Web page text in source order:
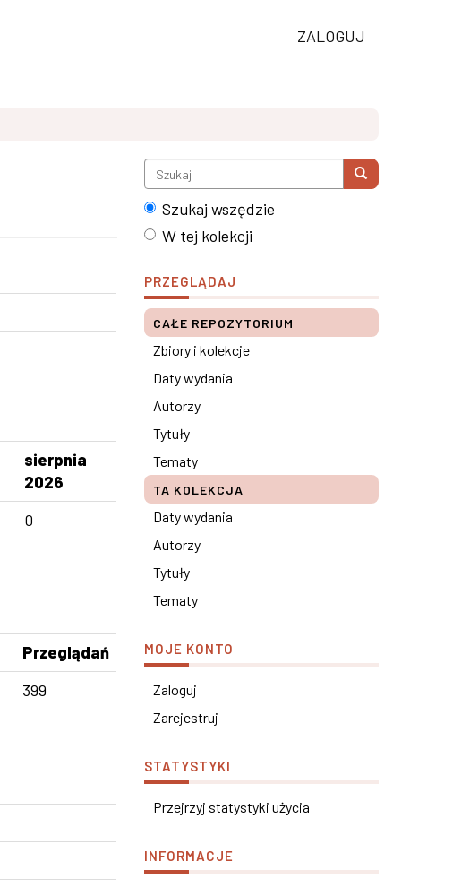
ZALOGUJ
sierpnia
2026
0
Przeglądań
399
Szukaj wszędzie
W tej kolekcji
PRZEGLĄDAJ
CAŁE REPOZYTORIUM
Zbiory i kolekcje
Daty wydania
Autorzy
Tytuły
Tematy
TA KOLEKCJA
Daty wydania
Autorzy
Tytuły
Tematy
MOJE KONTO
Zaloguj
Zarejestruj
STATYSTYKI
Przejrzyj statystyki użycia
INFORMACJE